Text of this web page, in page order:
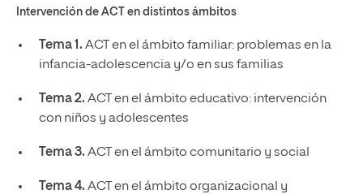
Intervención de ACT en distintos ámbitos
Tema 1. ACT en el ámbito familiar: problemas en la
infancia-adolescencia y/o en sus familias
Tema 2. ACT en el ámbito educativo: intervención
con niños y adolescentes
Tema 3. ACT en el ámbito comunitario y social
Tema 4. ACT en el ámbito organizacional y